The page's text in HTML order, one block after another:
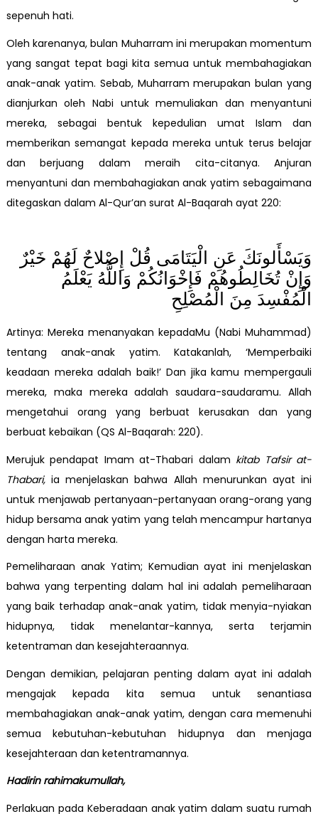
sepenuh hati.
Oleh karenanya, bulan Muharram ini merupakan momentum
yang sangat tepat bagi kita semua untuk membahagiakan
anak-anak yatim. Sebab, Muharram merupakan bulan yang
dianjurkan oleh Nabi untuk memuliakan dan menyantuni
mereka, sebagai bentuk kepedulian umat Islam dan
memberikan semangat kepada mereka untuk terus belajar
dan berjuang dalam meraih cita-citanya. Anjuran
menyantuni dan membahagiakan anak yatim sebagaimana
ditegaskan dalam Al-Qur’an surat Al-Baqarah ayat 220:
وَيَسْأَلونَكَ عَنِ الْيَتَامَى قُلْ إِصْلاحٌ لَهُمْ خَيْرٌ
وَإِنْ تُخَالِطُوهُمْ فَإِخْوَانُكُمْ وَاللَّهُ يَعْلَمُ
الْمُفْسِدَ مِنَ الْمُصْلِحِ
Artinya: Mereka menanyakan kepadaMu (Nabi Muhammad)
tentang anak-anak yatim. Katakanlah, ‘Memperbaiki
keadaan mereka adalah baik!’ Dan jika kamu mempergauli
mereka, maka mereka adalah saudara-saudaramu. Allah
mengetahui orang yang berbuat kerusakan dan yang
berbuat kebaikan (QS Al-Baqarah: 220).
Merujuk pendapat Imam at-Thabari dalam kitab Tafsir at-
Thabari,ia menjelaskan bahwa Allah menurunkan ayat ini
untuk menjawab pertanyaan-pertanyaan orang-orang yang
hidup bersama anak yatim yang telah mencampur hartanya
dengan harta mereka.
Pemeliharaan anak Yatim; Kemudian ayat ini menjelaskan
bahwa yang terpenting dalam hal ini adalah pemeliharaan
yang baik terhadap anak-anak yatim, tidak menyia-nyiakan
hidupnya, tidak menelantar-kannya, serta terjamin
ketentraman dan kesejahteraannya.
Dengan demikian, pelajaran penting dalam ayat ini adalah
mengajak kepada kita semua untuk senantiasa
membahagiakan anak-anak yatim, dengan cara memenuhi
semua kebutuhan-kebutuhan hidupnya dan menjaga
kesejahteraan dan ketentramannya.
Hadirin rahimakumullah,
Perlakuan pada Keberadaan anak yatim dalam suatu rumah